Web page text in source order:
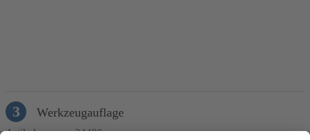
3 Werkzeugauflage
Artikelnummer 24480